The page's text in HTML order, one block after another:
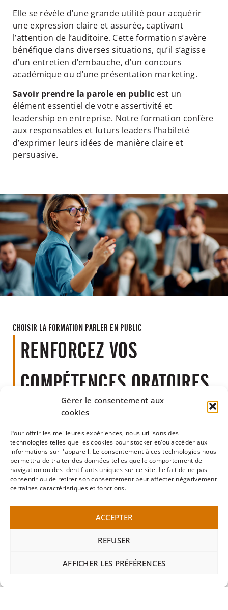
Gérer le consentement aux
cookies
Pour offrir les meilleures expériences, nous utilisons des
technologies telles que les cookies pour stocker et/ou accéder aux
informations sur l'appareil. Le consentement à ces technologies nous
permettra de traiter des données telles que le comportement de
navigation ou des identifiants uniques sur ce site. Le fait de ne pas
consentir ou de retirer son consentement peut affecter négativement
certaines caractéristiques et fonctions.
ACCEPTER
REFUSER
AFFICHER LES PRÉFÉRENCES
Elle se révèle d’une grande utilité pour acquérir
une expression claire et assurée, captivant
l’attention de l’auditoire. Cette formation s’avère
bénéfique dans diverses situations, qu’il s’agisse
d’un entretien d’embauche, d’un concours
académique ou d’une présentation marketing.
Savoir prendre la parole en public est un
élément essentiel de votre assertivité et
leadership en entreprise. Notre formation confère
aux responsables et futurs leaders l’habileté
d’exprimer leurs idées de manière claire et
persuasive.
CHOISIR LA FORMATION PARLER EN PUBLIC
RENFORCEZ VOS
COMPÉTENCES ORATOIRES
Notre formatrice expérimentée offre des outils
concrets pour naviguer dans divers scénarios de
prise de parole.La gestion de l’anxiété est
centrale, assurant confiance et sérénité. Profitez
d’un contenu riche et diversifié dans un
environnement bienveillant, avec une flexibilité
maximale et un feedback continu pour renforcer
vos compétences oratoires.
renforcement positif, assurant que chaque
processus de notre formation est conçu pour
offrir un parcours d’apprentissage cohérent,